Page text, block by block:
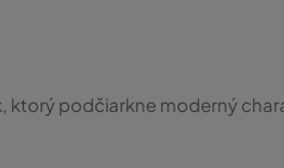
ktorý podčiarkne moderný